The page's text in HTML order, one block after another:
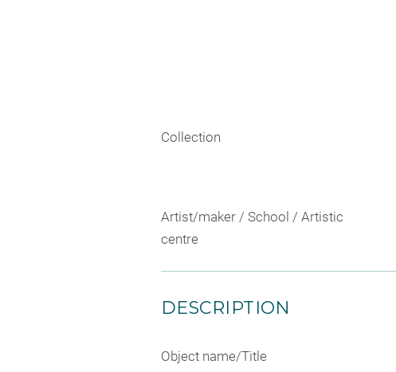
Collection
Artist/maker / School / Artistic
centre
DESCRIPTION
Object name/Title